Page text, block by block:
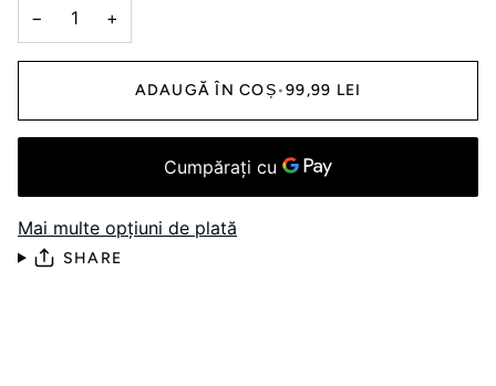
− +
ADAUGĂ ÎN COȘ•99,99 LEI
Mai multe opțiuni de plată
SHARE